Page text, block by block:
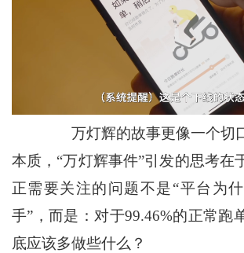
万灯辉的故事更像一个切口
本质，“万灯辉事件”引发的思考在
正需要关注的问题不是“平台为
手”，而是：对于99.46%的正常跑
底应该多做些什么？